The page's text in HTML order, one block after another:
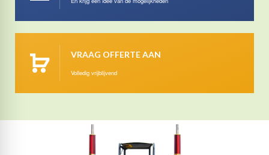
VRAAG OFFERTE AAN
Volledig vrijblijvend